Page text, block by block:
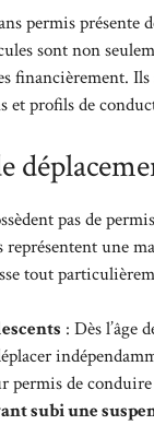
permis présente
sont non
financièrement.
et profils de
pas de
une
tout
: Dès l’âge
permis de
subi une